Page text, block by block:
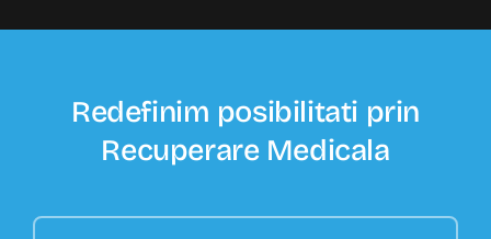
Redefinim posibilitati prin
Recuperare Medicala